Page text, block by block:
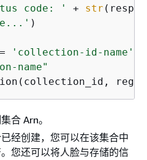
code: ' + str
)
'collection-id-name'
name"
合 Arn。
经创建，您可以在该集合中
您还可以将人脸与存储的信